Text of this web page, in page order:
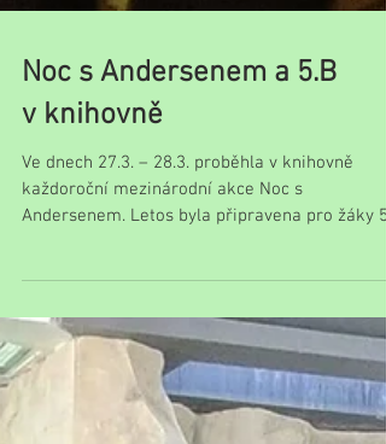
Noc s Andersenem a 5.B
v knihovně
třídy naší školy. Místo tradičního čtení a
besedování se celý večer prolínal Vesmírem.
Skupiny plnily úkoly, týmově spolupracovaly a
vše si značily do vesmírného pasu. Odměnou
byly znalosti, sladkosti a dobrodružství s